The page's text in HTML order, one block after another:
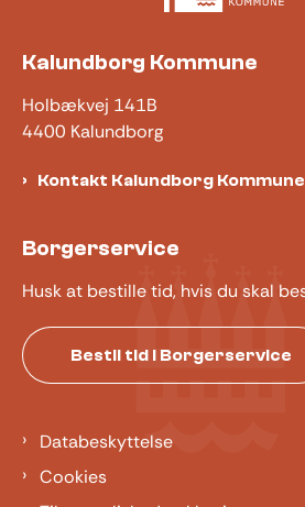
Kalundborg Kommune
Holbækvej 141B
4400 Kalundborg
Kontakt Kalundborg Kommune
Borgerservice
Husk at bestille tid, hvis du skal
Bestil tid i Borgerservice
Databeskyttelse
Cookies